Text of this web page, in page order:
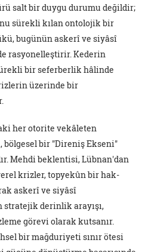
salt bir duygu durumu değildir;
sürekli kılan ontolojik bir
bugünün askerî ve siyâsî
rasyonelleştirir. Kederin
bir seferberlik hâlinde
üzerinde bir
her otorite vekâleten
bir "Direniş Ekseni"
Mehdi beklentisi, Lübnan'dan
krizler, topyekûn bir hak-
askerî ve siyâsî
stratejik derinlik arayışı,
görevi olarak kutsanır.
bir mağduriyeti sınır ötesi